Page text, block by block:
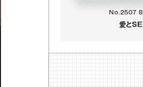
No.2507 8
愛と